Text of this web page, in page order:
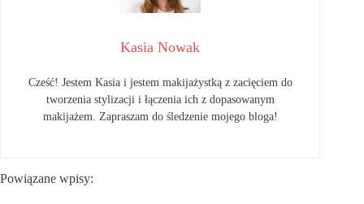
Kasia Nowak
Cześć! Jestem Kasia i jestem makijażystką z zacięciem do
tworzenia stylizacji i łączenia ich z dopasowanym
makijażem. Zapraszam do śledzenie mojego bloga!
Powiązane wpisy: